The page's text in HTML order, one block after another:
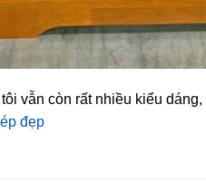
vẫn còn rất nhiều kiểu
đẹp